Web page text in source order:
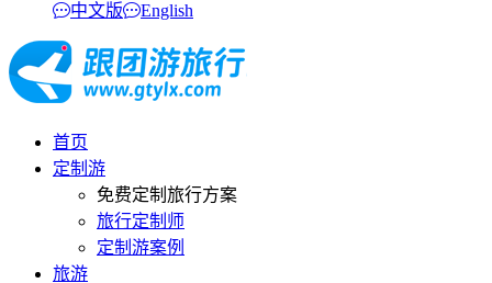
中文版
English
首页
定制游
免费定制旅行方案
旅行定制师
定制游案例
旅游